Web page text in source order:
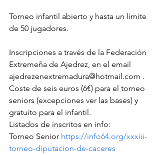
Torneo infantil abierto y hasta un límite
de 50 jugadores.
Inscripciones a través de la Federación
Extremeña de Ajedrez, en el email
ajedrezenextremadura@hotmail.com .
Coste de seis euros (6€) para el torneo
seniors (excepciones ver las bases) y
gratuito para el infantil.
Listados de inscritos en info:
Torneo Senior https://info64.org/xxxiii-
torneo-diputacion-de-caceres